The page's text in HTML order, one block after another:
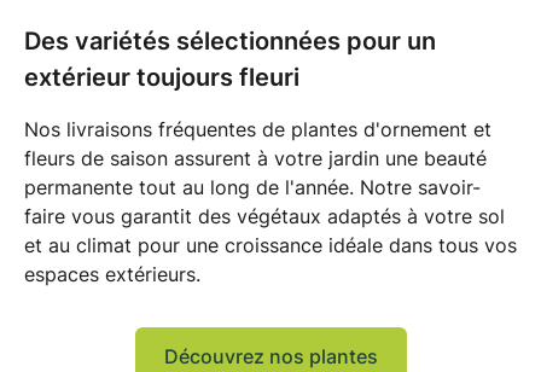
Des variétés sélectionnées pour un
extérieur toujours fleuri
Nos livraisons fréquentes de plantes d'ornement et
fleurs de saison assurent à votre jardin une beauté
permanente tout au long de l'année. Notre savoir-
faire vous garantit des végétaux adaptés à votre sol
et au climat pour une croissance idéale dans tous vos
espaces extérieurs.
Découvrez nos plantes